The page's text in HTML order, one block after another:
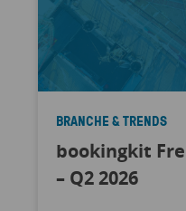
BRANCHE & TRENDS
bookingkit
– Q2 2026